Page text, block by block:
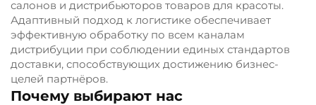
салонов и дистрибьюторов товаров для красоты.
Адаптивный подход к логистике обеспечивает
эффективную обработку по всем каналам
дистрибуции при соблюдении единых стандартов
доставки, способствующих достижению бизнес-
целей партнёров.
Почему выбирают нас